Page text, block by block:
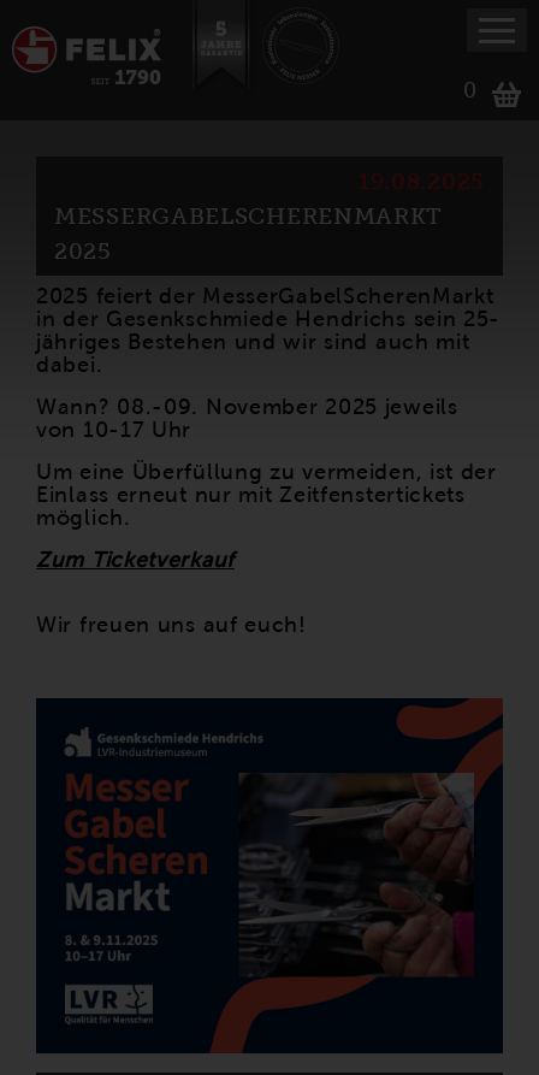
0
19.08.2025
MESSERGABELSCHERENMARKT
2025
2025 feiert der MesserGabelScherenMarkt
in der Gesenkschmiede Hendrichs sein 25-
jähriges Bestehen und wir sind auch mit
dabei.
Wann? 08.-09. November 2025 jeweils
von 10-17 Uhr
Um eine Überfüllung zu vermeiden, ist der
Einlass erneut nur mit Zeitfenstertickets
möglich.
Zum Ticketverkauf
Wir freuen uns auf euch!